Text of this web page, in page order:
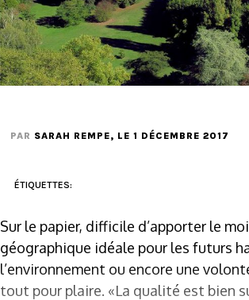
PAR SARAH REMPE, LE 1 DÉCEMBRE 2017
ÉTIQUETTES:
Sur le papier, difficile d’apporter le
géographique idéale pour les futurs
l’environnement ou encore une
tout pour plaire. «La qualité est bien